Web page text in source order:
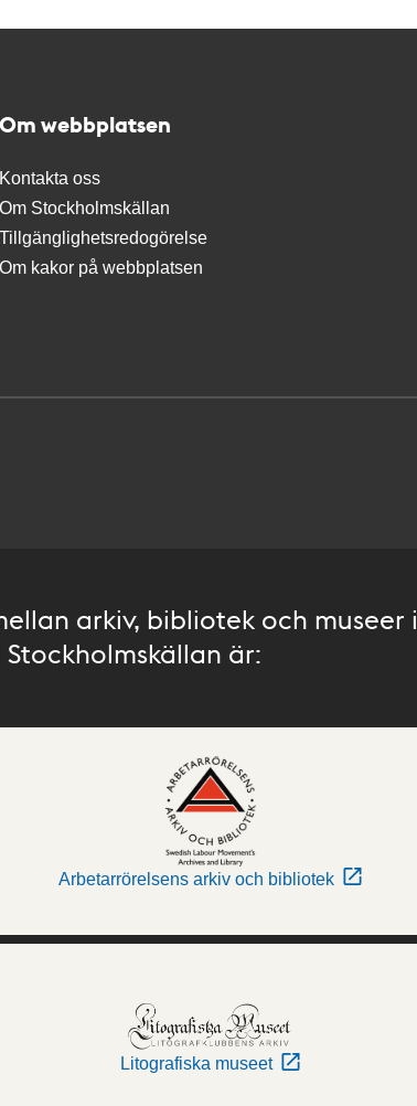
Om webbplatsen
Kontakta oss
Om Stockholmskällan
Tillgänglighetsredogörelse
Om kakor på webbplatsen
arkiv, bibliotek och museer i
är:
Arbetarrörelsens arkiv och bibliotek
Litografiska museet